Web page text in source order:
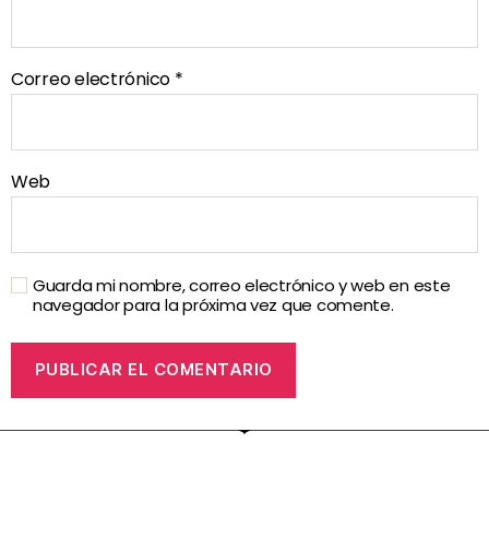
Correo electrónico *
Web
Guarda mi nombre, correo electrónico y web en este
navegador para la próxima vez que comente.